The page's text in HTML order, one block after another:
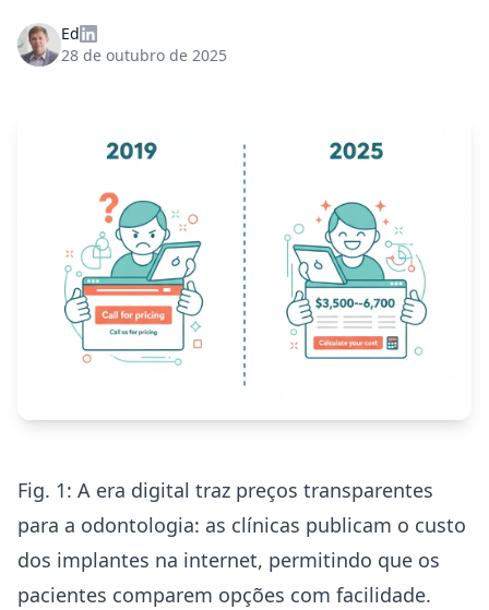
Ed
28 de outubro de 2025
Fig. 1: A era digital traz preços transparentes
para a odontologia: as clínicas publicam o custo
dos implantes na internet, permitindo que os
pacientes comparem opções com facilidade.